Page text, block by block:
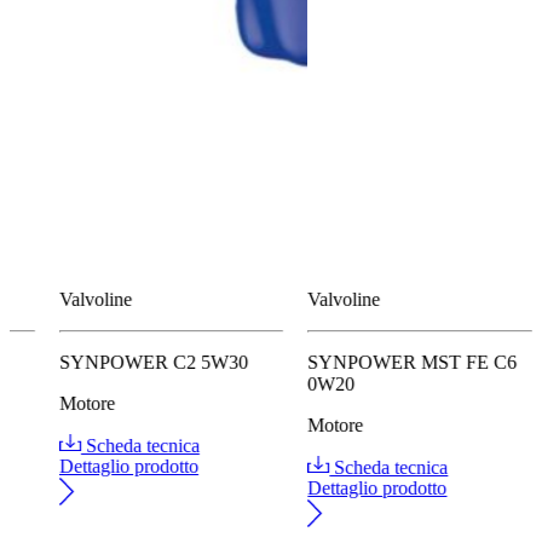
Valvoline
SYNPOWER C2 5W30
Motore
Scheda tecnica
Dettaglio prodotto
Valvoline
SYNPOWER MST FE C6
0W20
Motore
Scheda tecnica
Dettaglio prodotto